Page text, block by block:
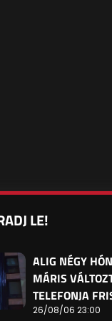
LE!
ALIG NÉGY
MÁRIS
TELEFONJA
26/08/06 23:00